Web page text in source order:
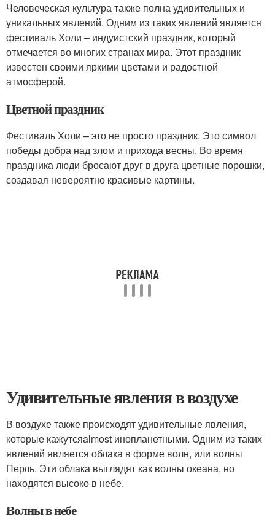
Человеческая культура также полна удивительных и
уникальных явлений. Одним из таких явлений является
фестиваль Холи – индуистский праздник, который
отмечается во многих странах мира. Этот праздник
известен своими яркими цветами и радостной
атмосферой.
Цветной праздник
Фестиваль Холи – это не просто праздник. Это символ
победы добра над злом и прихода весны. Во время
праздника люди бросают друг в друга цветные порошки,
создавая невероятно красивые картины.
Удивительные явления в воздухе
В воздухе также происходят удивительные явления,
которые кажутсяalmost инопланетными. Одним из таких
явлений является облака в форме волн, или волны
Перль. Эти облака выглядят как волны океана, но
находятся высоко в небе.
Волны в небе